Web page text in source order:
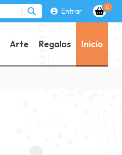
Entrar 0
Arte Regalos Inicio